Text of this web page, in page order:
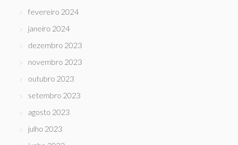
fevereiro 2024
janeiro 2024
dezembro 2023
novembro 2023
outubro 2023
setembro 2023
agosto 2023
julho 2023